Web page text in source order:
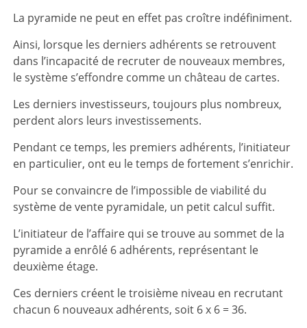
La pyramide ne peut en effet pas croître indéfiniment.
Ainsi, lorsque les derniers adhérents se retrouvent
dans l’incapacité de recruter de nouveaux membres,
le système s’effondre comme un château de cartes.
Les derniers investisseurs, toujours plus nombreux,
perdent alors leurs investissements.
Pendant ce temps, les premiers adhérents, l’initiateur
en particulier, ont eu le temps de fortement s’enrichir.
Pour se convaincre de l’impossible de viabilité du
système de vente pyramidale, un petit calcul suffit.
L’initiateur de l’affaire qui se trouve au sommet de la
pyramide a enrôlé 6 adhérents, représentant le
deuxième étage.
Ces derniers créent le troisième niveau en recrutant
chacun 6 nouveaux adhérents, soit 6 x 6 = 36.